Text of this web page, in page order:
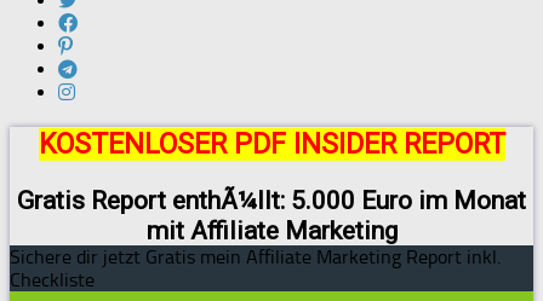
KOSTENLOSER PDF INSIDER REPORT
Gratis Report enthÃ¼llt: 5.000 Euro im Monat
mit Affiliate Marketing
Sichere dir jetzt Gratis mein Affiliate Marketing Report inkl.
Checkliste